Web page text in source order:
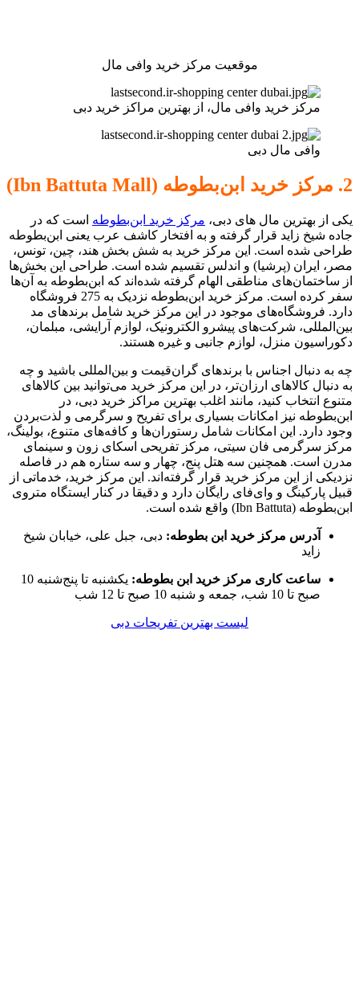
موقعیت مرکز خرید وافی مال
مرکز خرید وافی مال، از بهترین مراکز خرید دبی
وافی مال دبی
2. مرکز خرید ابن‌بطوطه (Ibn Battuta Mall)
یکی از بهترین مال های دبی، مرکز خرید ابن‌بطوطه است که در
جاده شیخ زاید قرار گرفته و به افتخار کاشف عرب یعنی ابن‌بطوطه
طراحی شده است. این مرکز خرید به شش بخش هند، چین، تونس،
مصر، ایران (پرشیا) و اندلس تقسیم شده است. طراحی این بخش‌ها
از ساختمان‌های مناطقی الهام گرفته شده‌اند که ابن‌بطوطه به آن‌ها
سفر کرده است. مرکز خرید ابن‌بطوطه نزدیک به 275 فروشگاه
دارد. فروشگاه‌های موجود در این مرکز خرید شامل برندهای مد
بین‌المللی، شرکت‌های پیشرو الکترونیک، لوازم آرایشی، مبلمان،
دکوراسیون منزل، لوازم جانبی و غیره هستند.
چه به دنبال اجناس با برندهای گران‌قیمت و بین‌المللی باشید و چه
به دنبال کالاهای ارزان‌تر، در این مرکز خرید می‌توانید بین کالاهای
متنوع انتخاب کنید، مانند اغلب بهترین مراکز خرید دبی، در
ابن‌بطوطه نیز امکانات بسیاری برای تفریح و سرگرمی و لذت‌بردن
وجود دارد. این امکانات شامل رستوران‌ها و کافه‌های متنوع، بولینگ،
مرکز سرگرمی فان سیتی، مرکز تفریحی اسکای زون و سینمای
مدرن است. همچنین سه هتل پنج، چهار و سه ستاره هم در فاصله
نزدیکی از این مرکز خرید قرار گرفته‌اند. این مرکز خرید، خدماتی از
قبیل پارکینگ و وای‌فای رایگان دارد و دقیقا در کنار ایستگاه متروی
ابن‌بطوطه (Ibn Battuta) واقع شده است.
آدرس مرکز خرید ابن بطوطه: دبی، جبل علی، خیابان شیخ
زاید
ساعت کاری مرکز خرید ابن بطوطه: یکشنبه تا پنج‌شنبه 10
صبح تا 10 شب، جمعه و شنبه 10 صبح تا 12 شب
لیست بهترین تفریحات دبی